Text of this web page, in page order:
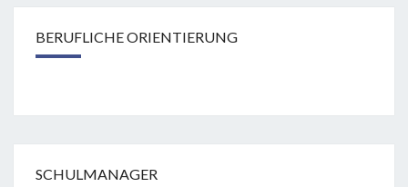
BERUFLICHE ORIENTIERUNG
SCHULMANAGER